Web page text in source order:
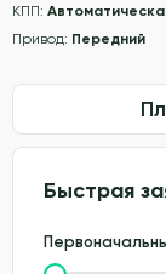
КПП:
Привод: Передний
Быстрая